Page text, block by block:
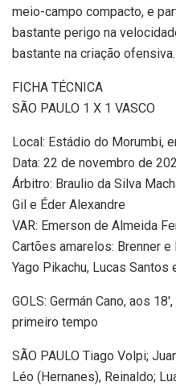
meio-campo compacto, e
bastante perigo na
bastante na criação ofensiva.
FICHA TÉCNICA
SÃO PAULO 1 X 1 VASCO
Local: Estádio do Morumbi,
Data: 22 de novembro de
Árbitro: Braulio da Silva
Gil e Éder Alexandre
VAR: Emerson de Almeida
Cartões amarelos: Brenner
Yago Pikachu, Lucas Santos
GOLS: Germán Cano, aos
primeiro tempo
SÃO PAULO Tiago Volpi;
Léo (Hernanes), Reinaldo;